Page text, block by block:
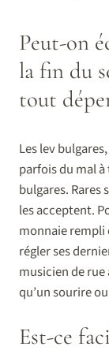
Peut-on
la fin du
tout
Les lev
parfois du mal
bulgares. Rares
les acceptent.
monnaie rempli
régler ses
musicien de
qu’un sourire
Est-ce